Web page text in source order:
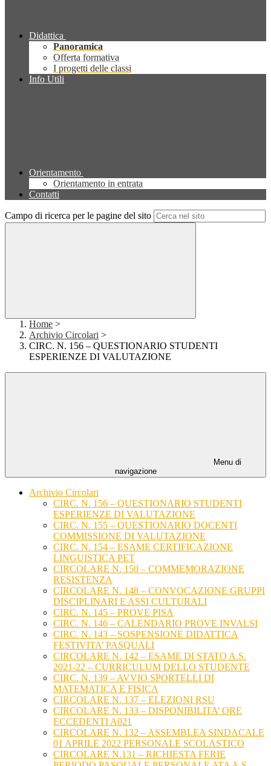
Didattica
Panoramica
Offerta formativa
I progetti delle classi
Info Utili
Orientamento
Orientamento in entrata
Contatti
Campo di ricerca per le pagine del sito
Home >
Archivio Circolari >
CIRC. N. 156 – QUESTIONARIO STUDENTI
ESPERIENZE DI VALUTAZIONE
Menu di
navigazione
Archivio Circolari
CIRC. N. 156 – QUESTIONARIO STUDENTI
ESPERIENZE DI VALUTAZIONE
CIRC. N. 155 – QUESTIONARIO DOCENTI
COMMISSIONE DI VALUTAZIONE
CIRC. N. 154 – ESAME CERTIFICAZIONE
LINGUISTICA PET
CIRCOLARE N. 150 – COMMEMORAZIONE
RESISTENZA
CIRCOLARE N. 148 – CONVOCAZIONE GRUPPI
DISCIPLINARI E ASSI CULTURALI
CIRC. N. 145 – PROVE PISA
CIRC. N. 146 – CALENDARIO PROVE INVALSI
CIRC. N. 143 – SOSPENSIONE DIDATTICA
FESTIVITA’ PASQUALI
CIRCOLARE N. 142 – ESAME DI STATO A.S.
2021-22 – CURRICULUM DELLO STUDENTE
CIRC. N. 139 – AVVIO SPORTELLI DI
MATEMATICA E FISICA
CIRCOLARE N. 137 – ELEZIONI RSU
CIRCOLARE N. 133 – DISPONIBILITA’ ORE
ECCEDENTI A021
CIRCOLARE N. 132 – ASSEMBLEA SINDACALE
01 APRILE 2022 PERSONALE SCOLASTICO
CIRCOLARE N.131 – RICHIESTA FERIE